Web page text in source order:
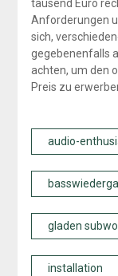
tausend Euro
Anforderungen
sich,
gegebenenfalls
achten, um den
Preis zu
audio-
gladen
installation